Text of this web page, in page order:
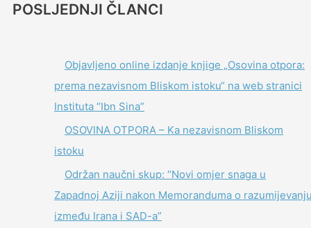
POSLJEDNJI ČLANCI
Objavljeno online izdanje knjige „Osovina otpora:
prema nezavisnom Bliskom istoku“ na web stranici
Instituta “Ibn Sina”
OSOVINA OTPORA – Ka nezavisnom Bliskom
istoku
Održan naučni skup: “Novi omjer snaga u
Zapadnoj Aziji nakon Memoranduma o
između Irana i SAD-a”